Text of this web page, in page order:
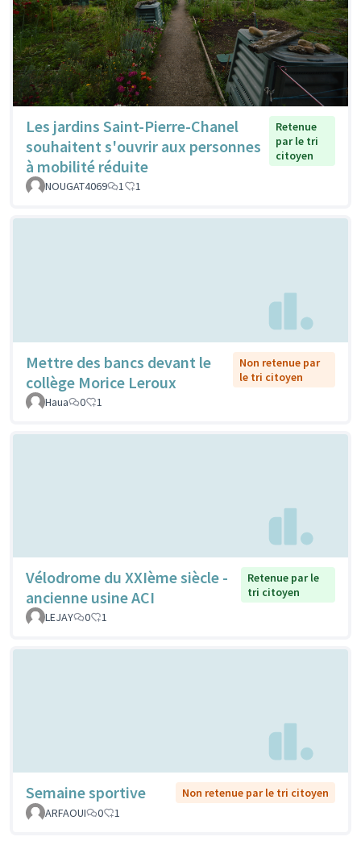
Les jardins Saint-Pierre-Chanel
souhaitent s'ouvrir aux personnes
à mobilité réduite
Retenue
par le tri
citoyen
NOUGAT4069 1 1
Mettre des bancs devant le
collège Morice Leroux
Non retenue par
le tri citoyen
Haua
0 1
Vélodrome du XXIème siècle -
ancienne usine ACI
Retenue par le
tri citoyen
LEJAY
0 1
Semaine sportive
Non retenue par le tri citoyen
ARFAOUI
0 1